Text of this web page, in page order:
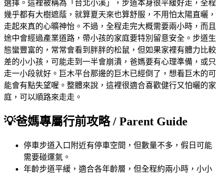
選擇。這裡被稱為「台北小溪」，步道本身很平緩好走，全程
幾乎都有大樹遮蔭，就算夏天來也算舒服，不用怕太陽直曬，
走起來真的心曠神怡。不過，全程走完大概需要兩小時，而且
途中會經過產業道路，帶小孩的家庭要特別留意安全。步道生
態蠻豐富的，常常會看到胖胖的松鼠，但如果家裡有體力比較
差的小小孩，可能走到一半會崩潰，爸媽要有心理準備，或只
走一小段就好。巨木平台那邊的巨木已經倒了，想看巨木的可
能會有點失望喔。整體來說，這裡很適合喜歡健行又怕曬的家
庭，可以順路來走走。
💡爸媽專屬行前攻略 / Parent Guide
停車步道入口附近有停車空間，但數量不多，假日可能
需要碰運氣。
年齡步道平緩，適合各年齡層，但全程約兩小時，小小